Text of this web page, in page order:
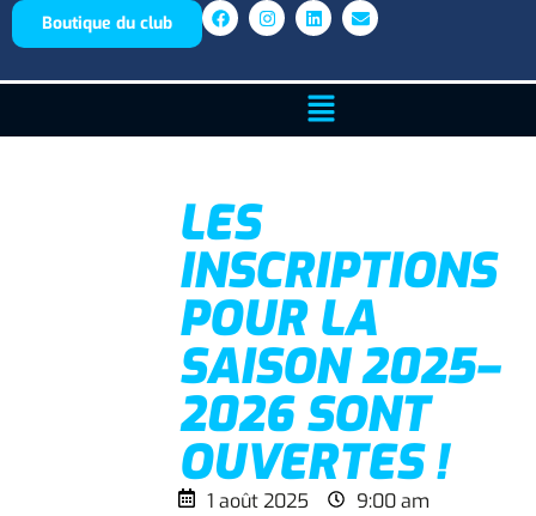
Boutique du club
LES
INSCRIPTIONS
POUR LA
SAISON 2025–
2026 SONT
OUVERTES !
1 août 2025
9:00 am